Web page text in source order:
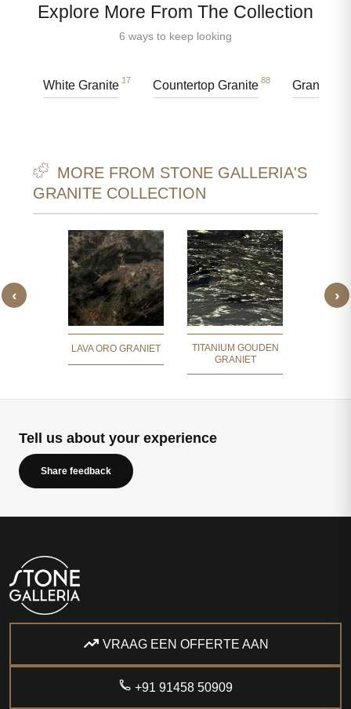
Explore More From The Collection
6 ways to keep looking
White Granite 17 Countertop Granite 88 Granite
MORE FROM STONE GALLERIA'S
GRANITE COLLECTION
‹
LAVA ORO GRANIET
TITANIUM GOUDEN
GRANIET
›
Tell us about your experience
Share feedback
VRAAG EEN OFFERTE AAN
+91 91458 50909